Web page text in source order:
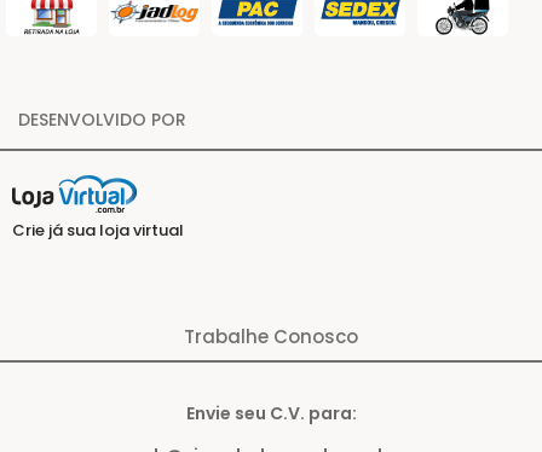
DESENVOLVIDO POR
Crie já sua loja virtual
Trabalhe Conosco
Envie seu C.V. para: